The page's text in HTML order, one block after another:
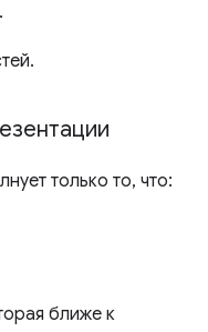
только то, что:
ближе к